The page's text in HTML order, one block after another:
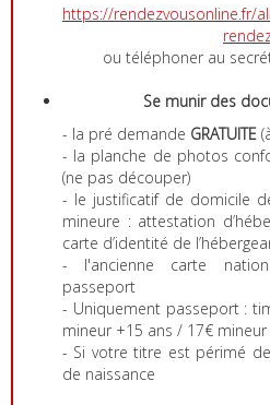
https://rendezvousonline.fr/
ou téléphoner au
Se munir des
- la pré demande GRATUITE
- la planche de photos
(ne pas découper)
- le justificatif de domicile
mineure : attestation
carte d’identité de
- l'ancienne carte
passeport
- Uniquement passeport :
mineur +15 ans / 17€ mineur
- Si votre titre est périmé
de naissance